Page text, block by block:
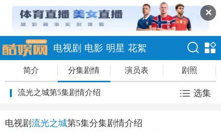
✕
电视剧 电影 明星 花絮
简介 分集剧情 演员表 剧照
流光之城第5集剧情介绍 选集
电视剧 流光之城第5集分集剧情介绍